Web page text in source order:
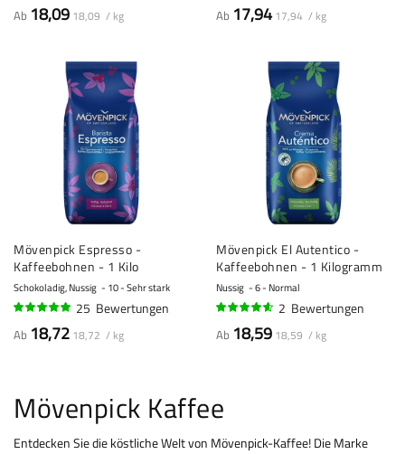
Ab 18,09 18,09 / kg Ab 17,94 17,94 / kg
Mövenpick Espresso -
Kaffeebohnen - 1 Kilo
Schokoladig, Nussig 10 - Sehr stark
25 Bewertungen
Ab 18,72 18,72 / kg
Mövenpick El Autentico -
Kaffeebohnen - 1 Kilogramm
Nussig 6 - Normal
2 Bewertungen
Ab 18,59 18,59 / kg
Mövenpick Kaffee
Entdecken Sie die köstliche Welt von Mövenpick-Kaffee! Die Marke